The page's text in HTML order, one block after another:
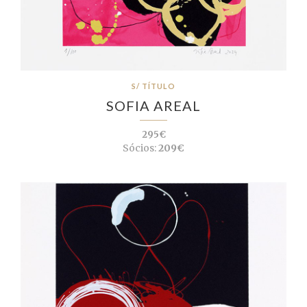
S/ TÍTULO
SOFIA AREAL
295€
Sócios:209€